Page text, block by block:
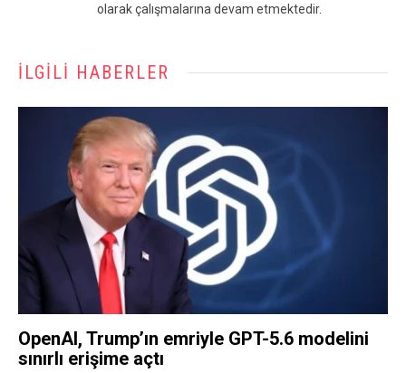
olarak çalışmalarına devam etmektedir.
İLGILI HABERLER
OpenAI, Trump’ın emriyle GPT-5.6 modelini
sınırlı erişime açtı